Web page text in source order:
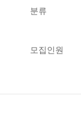
분류
모집인원